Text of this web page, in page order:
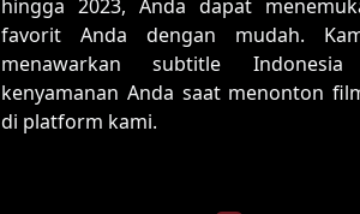
hingga 2023, Anda dapat
favorit Anda dengan mudah.
menawarkan subtitle
kenyamanan Anda saat menonton
di platform kami.